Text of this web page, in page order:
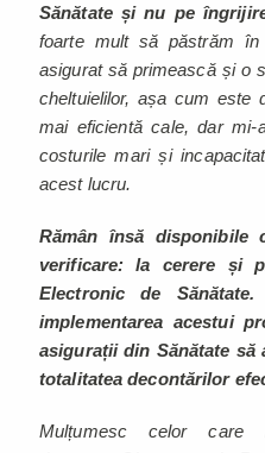
Sănătate și nu pe
foarte mult să păstrăm în
asigurat să primească și o
cheltuielilor, așa cum este
mai eficientă cale, dar mi-
costurile mari și
acest lucru.
Rămân însă disponibile
verificare: la cerere și
Electronic de
implementarea acestui
asigurații din Sănătate să
totalitatea decontărilor
Mulțumesc celor